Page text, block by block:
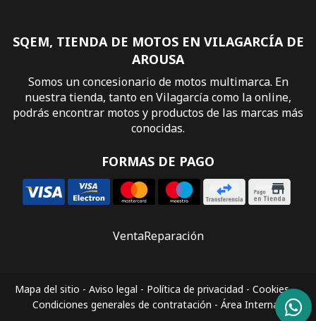
SQEM, TIENDA DE MOTOS EN VILAGARCÍA DE
AROUSA
Somos un concesionario de motos multimarca. En
nuestra tienda, tanto en Vilagarcía como la online,
podrás encontrar motos y productos de las marcas más
conocidas.
FORMAS DE PAGO
VentaReparación
Mapa del sitio - Aviso legal - Política de privacidad - Cookies-
Condiciones generales de contratación - Área Interna